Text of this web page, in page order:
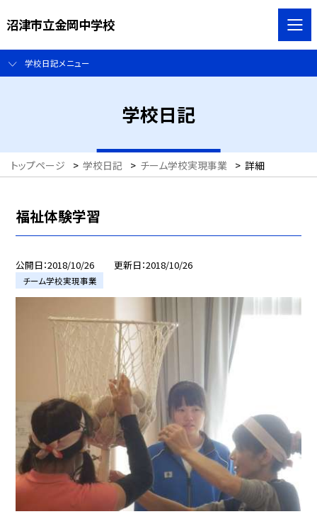
沼津市立金岡中学校
学校日記メニュー
学校日記
トップページ > 学校日記 > チーム学校実現事業 > 詳細
福祉体験学習
公開日 2018/10/26 更新日 2018/10/26
チーム学校実現事業